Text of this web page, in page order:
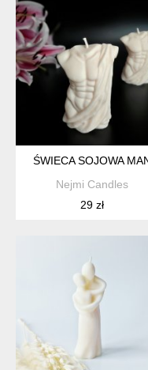
ŚWIECA SOJOWA
Nejmi Candles
29 zł